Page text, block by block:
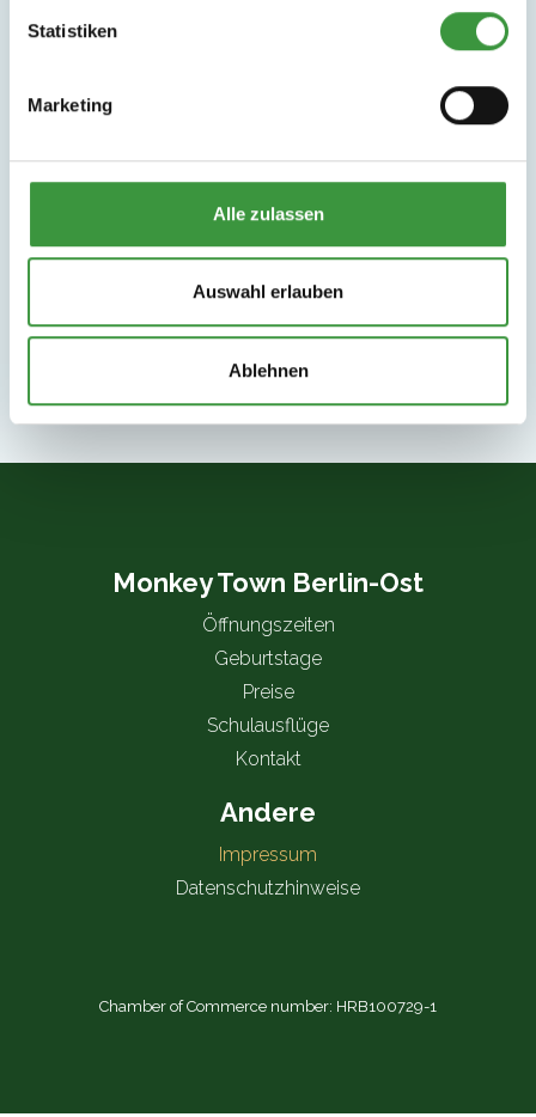
Statistiken
Marketing
Alle zulassen
Auswahl erlauben
Ablehnen
Monkey Town Berlin-Ost
Öffnungszeiten
Geburtstage
Preise
Schulausflüge
Kontakt
Andere
Impressum
Datenschutzhinweise
Chamber of Commerce number: HRB100729-1